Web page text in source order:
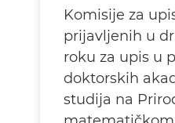
Komisije za
prijavljenih u
roku za upis u
doktorskih
studija na